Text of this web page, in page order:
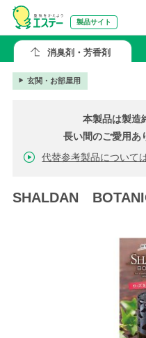
製品サイト
消臭剤・芳香剤
玄関・お部屋用
本製品は製造
長い間のご愛用あ
代替参考製品について
SHALDAN